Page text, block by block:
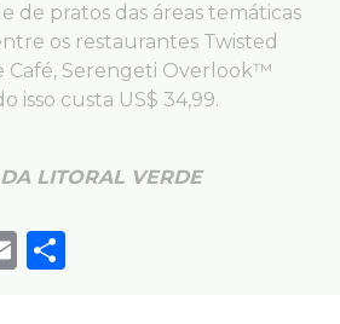
de pratos das áreas temáticas
os restaurantes Twisted
Café, Serengeti Overlook™
isso custa US$ 34,99.
LITORAL VERDE
Email